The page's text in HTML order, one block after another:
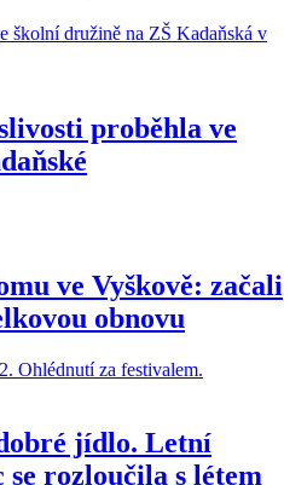
proběhla ve
ve Vyškově: začali
obnovu
jídlo. Letní
rozloučila s létem